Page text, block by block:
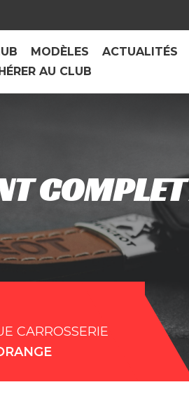
MODÈLES ACTUALITÉS
AU CLUB
CARROSSERIE